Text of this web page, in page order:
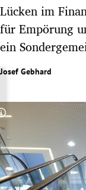
Untermenü
Untermenü
Untermenü
Untermenü
Untermenü
Lücken im
für Empörung
ein
Josef Gebhard
Copyright-Hinweis